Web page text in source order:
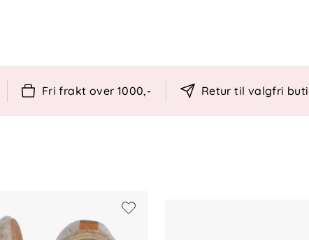
justere for optimal passform.
for behagelig gange.
unngå maskinvask
Fri frakt over 1000,- Retur til valgfri